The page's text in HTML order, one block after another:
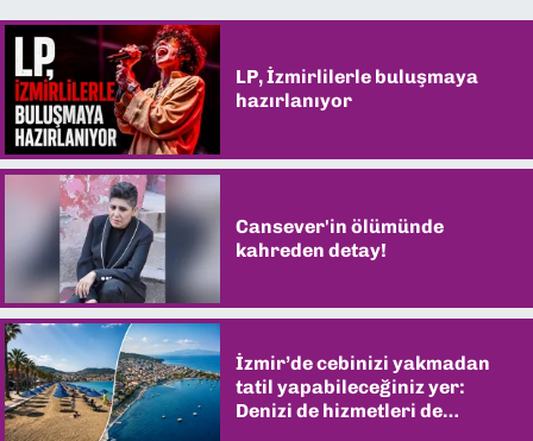
LP, İzmirlilerle buluşmaya
hazırlanıyor
Cansever'in ölümünde
kahreden detay!
İzmir’de cebinizi yakmadan
tatil yapabileceğiniz yer:
Denizi de hizmetleri de